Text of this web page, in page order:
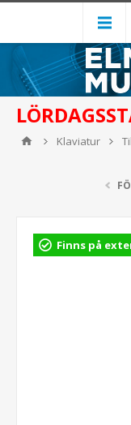
Klaviatur
Finns på